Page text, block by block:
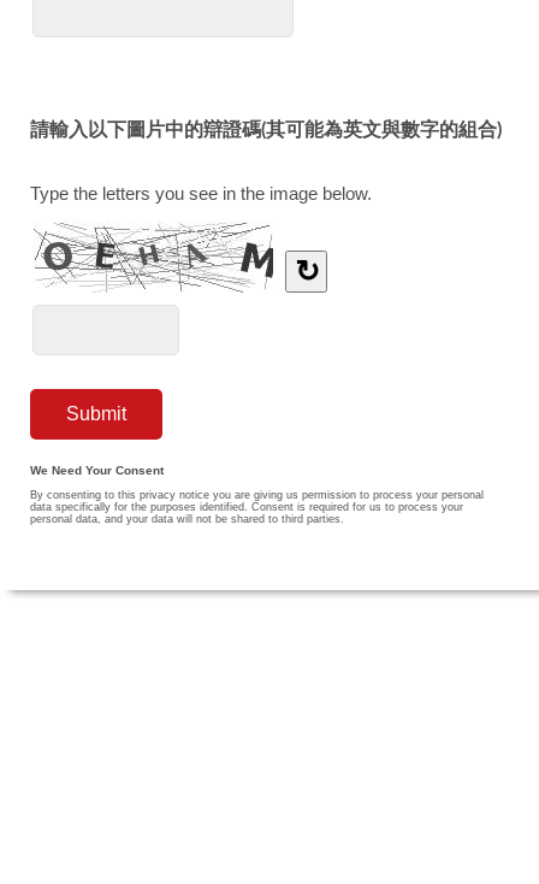
請輸入以下圖片中的辯證碼(其可能為英文與數字的組合)
Type the letters you see in the image below.
↻
We Need Your Consent
By consenting to this privacy notice you are giving us permission to process your personal
data specifically for the purposes identified. Consent is required for us to process your
personal data, and your data will not be shared to third parties.